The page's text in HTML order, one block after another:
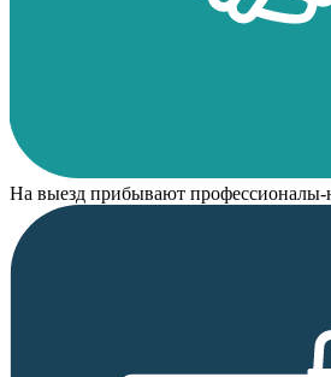
На выезд прибывают профессионалы-